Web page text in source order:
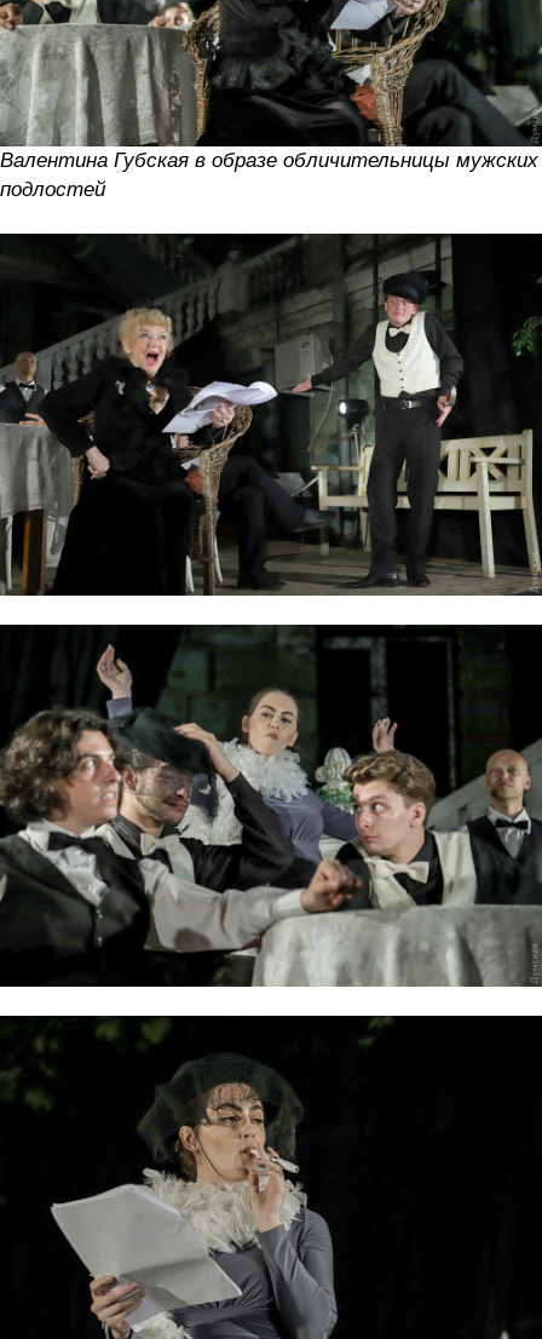
Валентина Губская в образе обличительницы мужских
подлостей